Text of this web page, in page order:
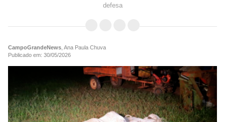
defesa
CampoGrandeNews , Ana Paula Chuva
Publicado em: 30/05/2026